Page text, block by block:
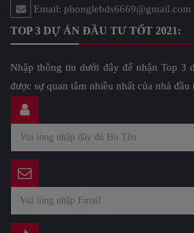
Email: phonglebds6669@gmail.com
TOP 3 DỰ ÁN ĐẦU TƯ TỐT 2021:
Nhập thông tin dưới đây để nhận Top 3
được sự quan tâm nhiều nhất của nhà